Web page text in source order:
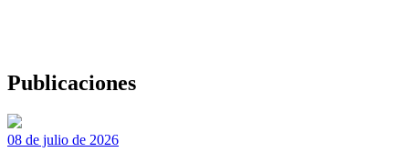
Publicaciones
08 de julio de 2026